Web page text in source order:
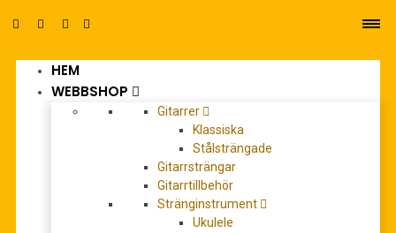
HEM
WEBBSHOP
Gitarrer
Klassiska
Stålsträngade
Gitarrsträngar
Gitarrtillbehör
Stränginstrument
Ukulele